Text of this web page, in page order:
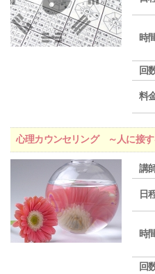
時
回
料
心理カウンセリング ～人に接す
講
日
時
回